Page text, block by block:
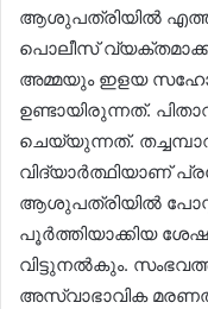
ആശുപത്രിയിൽ
പൊലീസ്
അമ്മയും ഇളയ
ഉണ്ടായിരുന്നത്.
ചെയ്യുന്നത്.
വിദ്യാർത്ഥിയാണ്
ആശുപത്രിയിൽ
പൂർത്തിയാക്കിയ
വിട്ടുനൽകും.
അസ്വാഭാവിക